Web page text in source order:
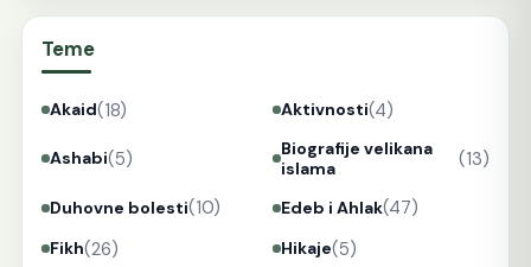
Teme
Akaid(18) Aktivnosti(4)
Ashabi(5)
Biografije velikana
islama
(13)
Duhovne bolesti(10) Edeb i Ahlak(47)
Fikh(26) Hikaje(5)